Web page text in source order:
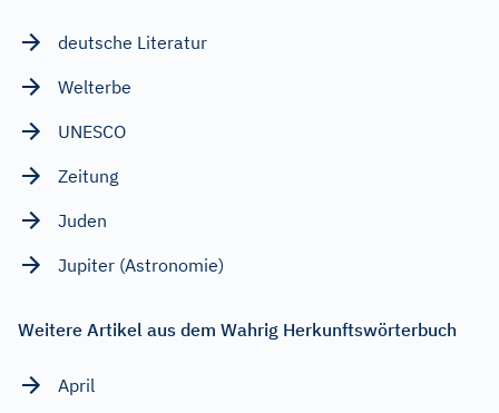
deutsche Literatur
Welterbe
UNESCO
Zeitung
Juden
Jupiter (Astronomie)
Weitere Artikel aus dem Wahrig Herkunftswörterbuch
April